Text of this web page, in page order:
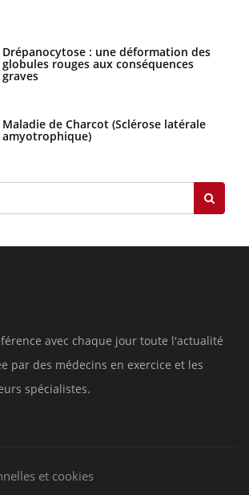
Drépanocytose : une déformation des
globules rouges aux conséquences
graves
Maladie de Charcot (Sclérose latérale
amyotrophique)
avec chaque jour toute l'actualité
par des médecins en exercice et les
spécialistes.
et cookies